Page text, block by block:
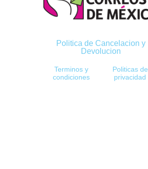
Politica de Cancelacion y
Devolucion
Terminos y
condiciones
Politicas de
privacidad